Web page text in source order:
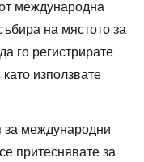
международна
на мястото за
го регистрирате
използвате
международни
притеснявате за